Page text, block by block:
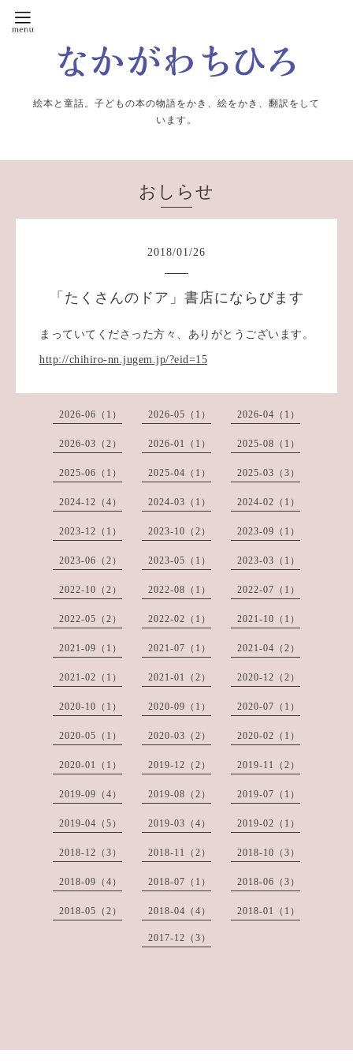
絵本と童話。子どもの本の物語をかき、絵をかき、翻訳をして
います。
おしらせ
2018/01/26
「たくさんのドア」書店にならびます
まっていてくださった方々、ありがとうございます。
http://chihiro-nn.jugem.jp/?eid=15
2026-06（1） 2026-05（1） 2026-04（1）
2026-03（2） 2026-01（1） 2025-08（1）
2025-06（1） 2025-04（1） 2025-03（3）
2024-12（4） 2024-03（1） 2024-02（1）
2023-12（1） 2023-10（2） 2023-09（1）
2023-06（2） 2023-05（1） 2023-03（1）
2022-10（2） 2022-08（1） 2022-07（1）
2022-05（2） 2022-02（1） 2021-10（1）
2021-09（1） 2021-07（1） 2021-04（2）
2021-02（1） 2021-01（2） 2020-12（2）
2020-10（1） 2020-09（1） 2020-07（1）
2020-05（1） 2020-03（2） 2020-02（1）
2020-01（1） 2019-12（2） 2019-11（2）
2019-09（4） 2019-08（2） 2019-07（1）
2019-04（5） 2019-03（4） 2019-02（1）
2018-12（3） 2018-11（2） 2018-10（3）
2018-09（4） 2018-07（1） 2018-06（3）
2018-05（2） 2018-04（4） 2018-01（1）
2017-12（3）